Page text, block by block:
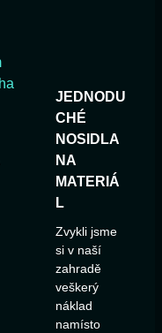
JEDNODU
CHÉ
NOSIDLA
NA
MATERIÁ
L
Zvykli jsme
si v naší
zahradě
veškerý
náklad
namísto